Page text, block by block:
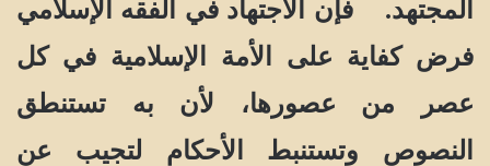
المجتهد. فإن الاجتهاد في الفقه الإسلامي
فرض كفاية على الأمة الإسلامية في كل
عصر من عصورها، لأن به تستنطق
النصوص وتستنبط الأحكام لتجيب عن